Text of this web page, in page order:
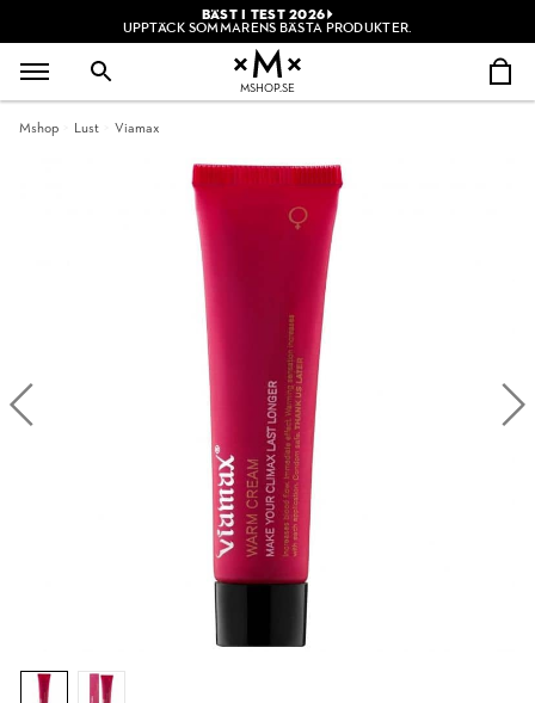
BÄST I TEST 2026
UPPTÄCK SOMMARENS BÄSTA PRODUKTER.
MSHOP.SE
Mshop Lust Viamax